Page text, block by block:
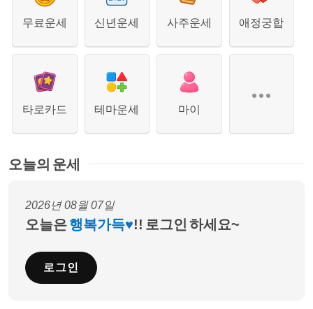
무료운세 신년운세 사주운세 애정궁합
타로카드 테마운세 마이
오늘의 운세
2026년 08월 07일
오늘은행복가득♥!! 로그인 하세요~
로그인